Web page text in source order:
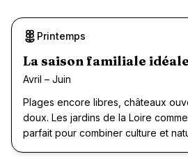
Printemps
La saison familiale idéale
Avril – Juin
Plages encore libres, châteaux
doux. Les jardins de la Loire
parfait pour combiner culture et